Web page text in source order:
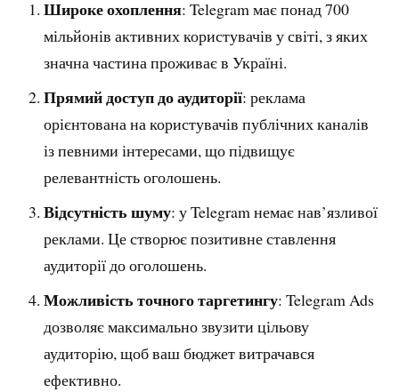
Широке охоплення: Telegram має понад 700
мільйонів активних користувачів у світі, з яких
значна частина проживає в Україні.
Прямий доступ до аудиторії: реклама
орієнтована на користувачів публічних каналів
із певними інтересами, що підвищує
релевантність оголошень.
Відсутність шуму: у Telegram немає нав’язливої
реклами. Це створює позитивне ставлення
аудиторії до оголошень.
Можливість точного таргетингу: Telegram Ads
дозволяє максимально звузити цільову
аудиторію, щоб ваш бюджет витрачався
ефективно.